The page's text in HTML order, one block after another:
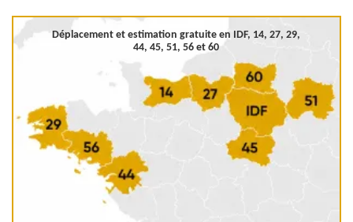
Déplacement et estimation gratuite en IDF, 14, 27, 29,
44, 45, 51, 56 et 60